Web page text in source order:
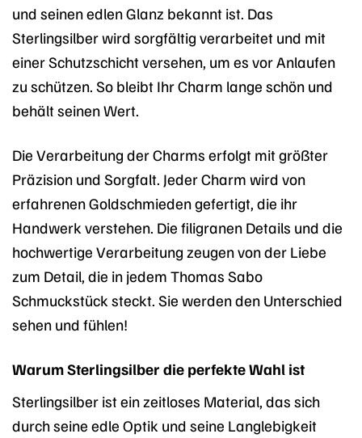
und seinen edlen Glanz bekannt ist. Das
Sterlingsilber wird sorgfältig verarbeitet und mit
einer Schutzschicht versehen, um es vor Anlaufen
zu schützen. So bleibt Ihr Charm lange schön und
behält seinen Wert.
Die Verarbeitung der Charms erfolgt mit größter
Präzision und Sorgfalt. Jeder Charm wird von
erfahrenen Goldschmieden gefertigt, die ihr
Handwerk verstehen. Die filigranen Details und die
hochwertige Verarbeitung zeugen von der Liebe
zum Detail, die in jedem Thomas Sabo
Schmuckstück steckt. Sie werden den Unterschied
sehen und fühlen!
Warum Sterlingsilber die perfekte Wahl ist
Sterlingsilber ist ein zeitloses Material, das sich
durch seine edle Optik und seine Langlebigkeit